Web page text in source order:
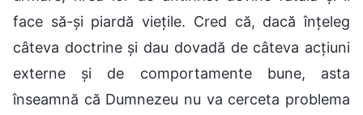
face să-și piardă viețile. Cred că, dacă înțeleg
câteva doctrine și dau dovadă de câteva acțiuni
externe și de comportamente bune, asta
înseamnă că Dumnezeu nu va cerceta problema